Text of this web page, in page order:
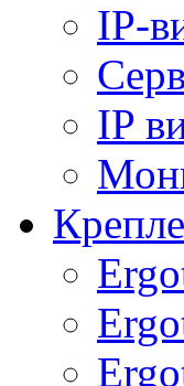
IP-
IP